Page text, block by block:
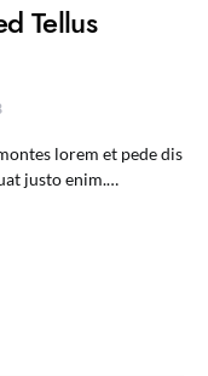
Tellus
lorem et pede dis
justo enim.…